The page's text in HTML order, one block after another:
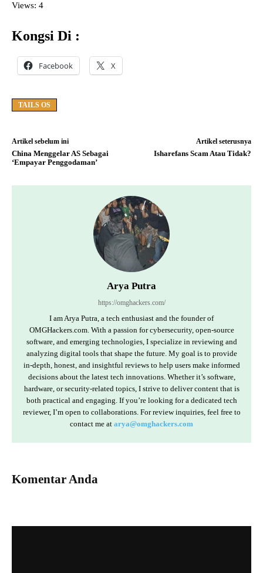
Views: 4
Kongsi Di :
Facebook X
TAILS OS
Artikel sebelum ini
China Menggelar AS Sebagai
‘Empayar Penggodaman’
Artikel seterusnya
Isharefans Scam Atau Tidak?
Arya Putra
https://omghackers.com/
I am Arya Putra, a tech enthusiast and the founder of
OMGHackers.com. With a passion for cybersecurity, open-source
software, and emerging technologies, I specialize in reviewing and
analyzing digital tools that shape the future. My goal is to provide
in-depth, honest, and insightful reviews to help users make informed
decisions about the latest tech innovations. Whether it’s software,
hardware, or security-related topics, I strive to deliver content that is
both practical and engaging. If you’re looking for a dedicated tech
reviewer, I’m open to collaborations. For review inquiries, feel free to
contact me at arya@omghackers.com
Komentar Anda